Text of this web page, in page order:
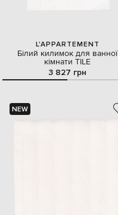
L'APPARTEMENT
Білий килимок для ванної
кімнати TILE
3 827 грн
NEW